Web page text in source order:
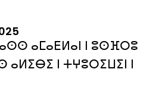
ⴰⵎⴰⴹⵍⴰⵏ ⵏ ⵓⵙⴼⵔⵓ
ⵏ ⵜⵖⵓⵔⵉⵡⵉⵏ ⵏ